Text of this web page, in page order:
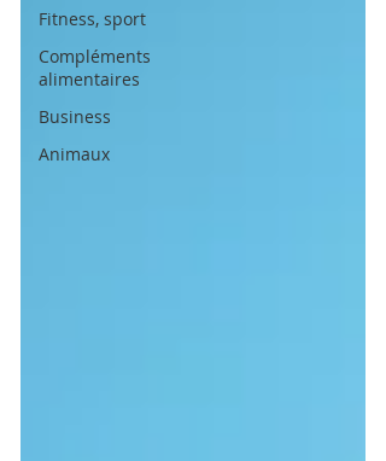
Fitness, sport
Compléments
alimentaires
Business
Animaux